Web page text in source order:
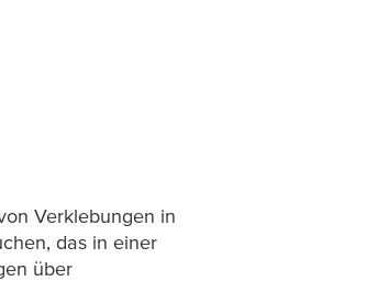
Verklebungen in
das in einer
über